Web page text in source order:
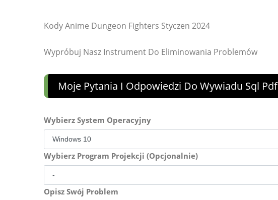
Kody Anime Dungeon Fighters Styczen 2024
Wypróbuj Nasz Instrument Do Eliminowania Problemów
Moje Pytania I Odpowiedzi Do Wywiadu Sql Pdf
Wybierz System Operacyjny
Wybierz Program Projekcji (Opcjonalnie)
Opisz Swój Problem